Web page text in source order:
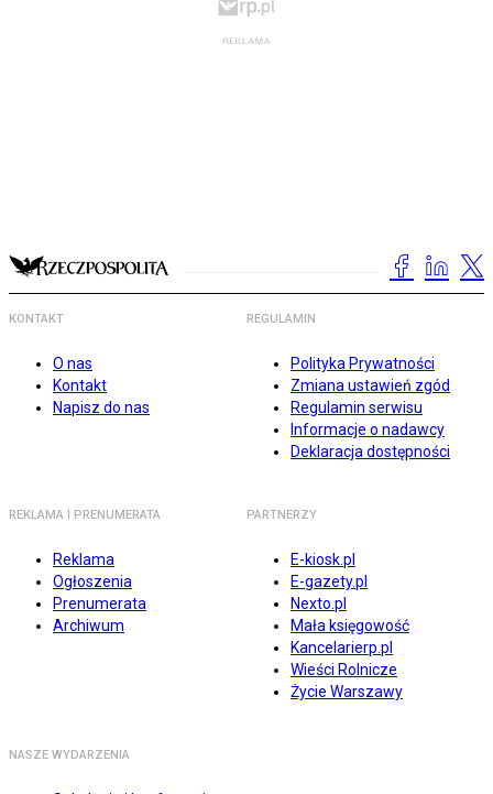
KONTAKT
O nas
Kontakt
Napisz do nas
REGULAMIN
Polityka Prywatności
Zmiana ustawień zgód
Regulamin serwisu
Informacje o nadawcy
Deklaracja dostępności
REKLAMA I PRENUMERATA
Reklama
Ogłoszenia
Prenumerata
Archiwum
PARTNERZY
E-kiosk.pl
E-gazety.pl
Nexto.pl
Mała księgowość
Kancelarierp.pl
Wieści Rolnicze
Życie Warszawy
NASZE WYDARZENIA